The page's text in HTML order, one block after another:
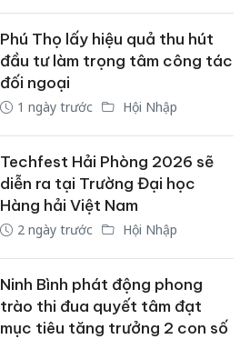
Phú Thọ lấy hiệu quả thu hút
đầu tư làm trọng tâm công tác
đối ngoại
1 ngày trước Hội Nhập
Techfest Hải Phòng 2026 sẽ
diễn ra tại Trường Đại học
Hàng hải Việt Nam
2 ngày trước Hội Nhập
Ninh Bình phát động phong
trào thi đua quyết tâm đạt
mục tiêu tăng trưởng 2 con số